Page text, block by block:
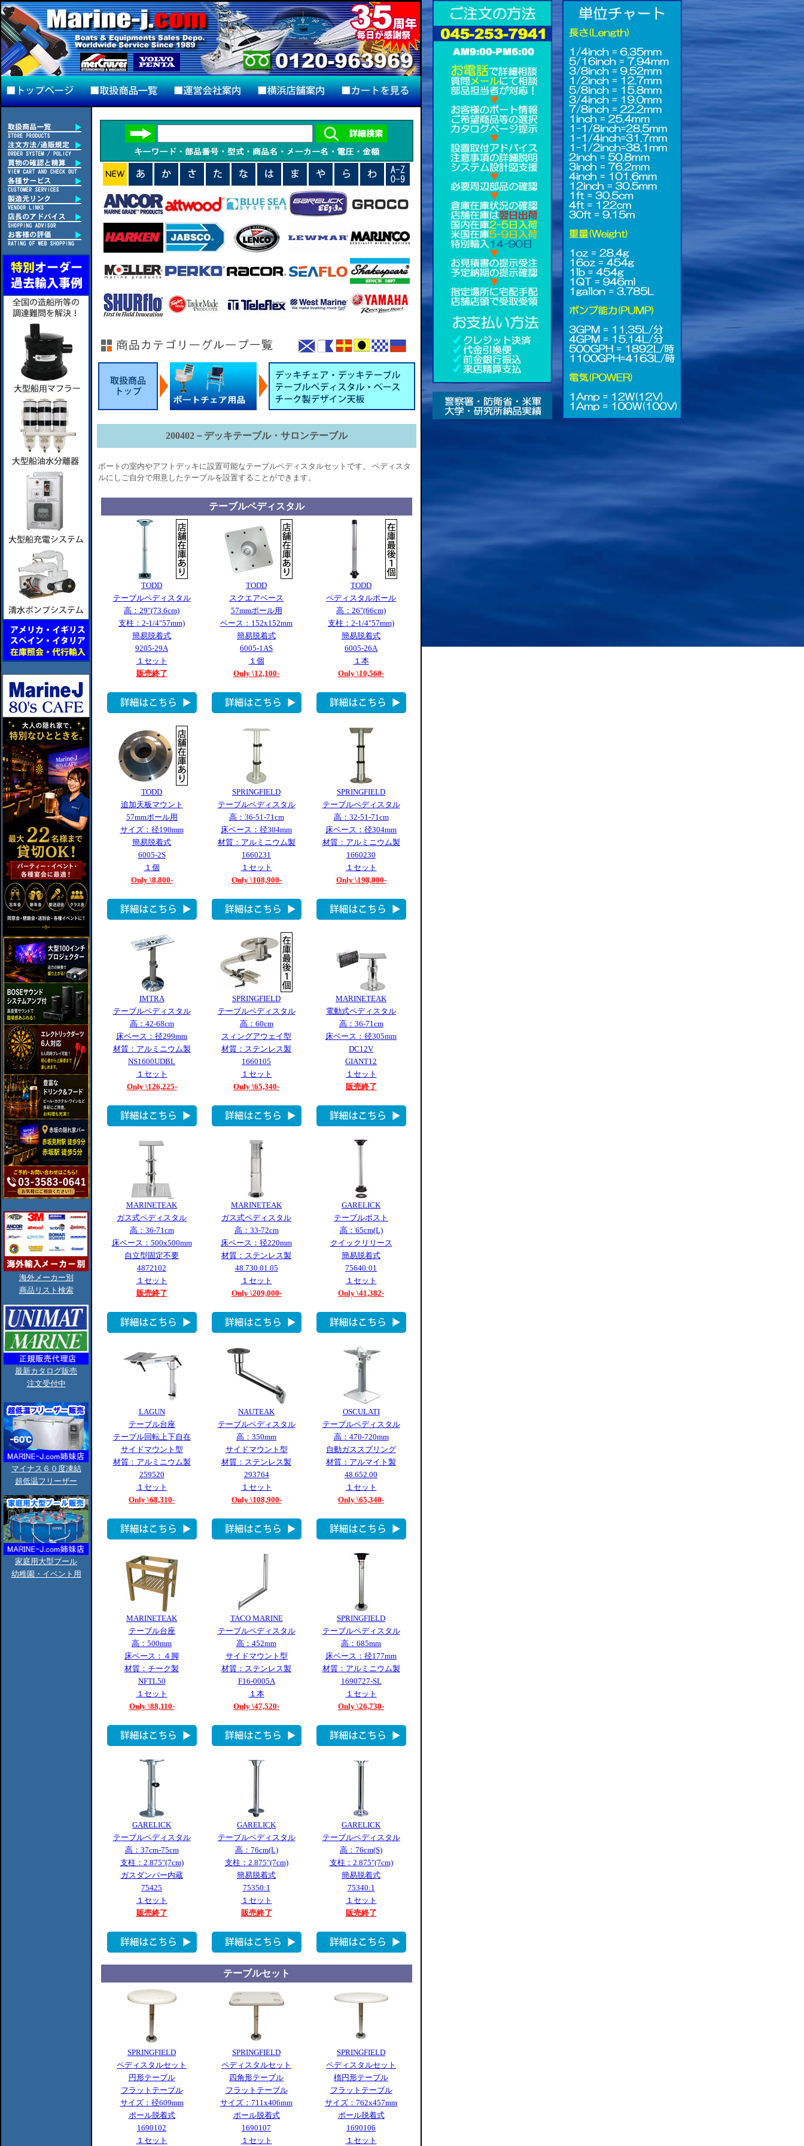
海外メーカー別
商品リスト検索
最新カタログ販売
注文受付中
マイナス６０度凍結
超低温フリーザー
家庭用大型プール
幼稚園・イベント用
200402－デッキテーブル・サロンテーブル
ボートの室内やアフトデッキに設置可能なテーブルペディスタルセットです。 ペディスタ
ルにしご自分で用意したテーブルを設置することができます。
テーブルペディスタル
TODD
テーブルペディスタル
高：29"(73.6cm)
支柱：2-1/4"57mm)
簡易脱着式
9205-29A
１セット
販売終了
TODD
スクエアベース
57mmポール用
ベース：152x152mm
簡易脱着式
6005-1AS
１個
Only \12,100-
TODD
ペディスタルポール
高：26"(66cm)
支柱：2-1/4"57mm)
簡易脱着式
6005-26A
１本
Only \10,560-
TODD
追加天板マウント
57mmポール用
サイズ：径190mm
簡易脱着式
6005-2S
１個
Only \8,800-
SPRINGFIELD
テーブルペディスタル
高：36-51-71cm
床ベース：径304mm
材質：アルミニウム製
1660231
１セット
Only \108,900-
SPRINGFIELD
テーブルペディスタル
高：32-51-71cm
床ベース：径304mm
材質：アルミニウム製
1660230
１セット
Only \198,000-
IMTRA
テーブルペディスタル
高：42-68cm
床ベース：径299mm
材質：アルミニウム製
NS1600UDBL
１セット
Only \126,225-
SPRINGFIELD
テーブルペディスタル
高：60cm
スィングアウェイ型
材質：ステンレス製
1660105
１セット
Only \65,340-
MARINETEAK
電動式ペディスタル
高：36-71cm
床ベース：径305mm
DC12V
GIANT12
１セット
販売終了
MARINETEAK
ガス式ペディスタル
高：36-71cm
床ベース：500x500mm
自立型固定不要
4872102
１セット
販売終了
MARINETEAK
ガス式ペディスタル
高：33-72cm
床ベース：径220mm
材質：ステンレス製
48.730.01.05
１セット
Only \209,000-
GARELICK
テーブルポスト
高：65cm(L)
クイックリリース
簡易脱着式
75640:01
１セット
Only \41,382-
LAGUN
テーブル台座
テーブル回転上下自在
サイドマウント型
材質：アルミニウム製
259520
１セット
Only \68,310-
NAUTEAK
テーブルペディスタル
高：350mm
サイドマウント型
材質：ステンレス製
293764
１セット
Only \108,900-
OSCULATI
テーブルペディスタル
高：470-720mm
自動ガススプリング
材質：アルマイト製
48.652.00
１セット
Only \65,340-
MARINETEAK
テーブル台座
高：500mm
床ベース：４脚
材質：チーク製
NFTL50
１セット
Only \88,110-
TACO MARINE
テーブルペディスタル
高：452mm
サイドマウント型
材質：ステンレス製
F16-0005A
１本
Only \47,520-
SPRINGFIELD
テーブルペディスタル
高：685mm
床ベース：径177mm
材質：アルミニウム製
1690727-SL
１セット
Only \26,730-
GARELICK
テーブルペディスタル
高：37cm-75cm
支柱：2.875"(7cm)
ガスダンパー内蔵
75425
１セット
販売終了
GARELICK
テーブルペディスタル
高：76cm(L)
支柱：2.875"(7cm)
簡易脱着式
75350:1
１セット
販売終了
GARELICK
テーブルペディスタル
高：76cm(S)
支柱：2.875"(7cm)
簡易脱着式
75340:1
１セット
販売終了
テーブルセット
SPRINGFIELD
ペディスタルセット
円形テーブル
フラットテーブル
サイズ：径609mm
ポール脱着式
1690102
１セット
SPRINGFIELD
ペディスタルセット
四角形テーブル
フラットテーブル
サイズ：711x406mm
ポール脱着式
1690107
１セット
SPRINGFIELD
ペディスタルセット
楕円形テーブル
フラットテーブル
サイズ：762x457mm
ポール脱着式
1690106
１セット